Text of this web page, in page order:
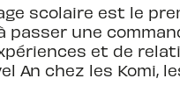
scolaire est le
une
et de
An chez les Komi,